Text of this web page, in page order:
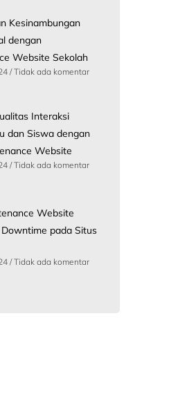
Kesinambungan
dengan
Website Sekolah
Tidak ada komentar
Interaksi
dan Siswa dengan
Website
Tidak ada komentar
Website
pada Situs
Tidak ada komentar